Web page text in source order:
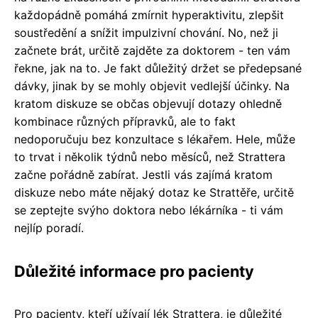
každopádně pomáhá zmírnit hyperaktivitu, zlepšit
soustředění a snížit impulzivní chování. No, než ji
začnete brát, určitě zajděte za doktorem - ten vám
řekne, jak na to. Je fakt důležitý držet se předepsané
dávky, jinak by se mohly objevit vedlejší účinky. Na
kratom diskuze se občas objevují dotazy ohledně
kombinace různých přípravků, ale to fakt
nedoporučuju bez konzultace s lékařem. Hele, může
to trvat i několik týdnů nebo měsíců, než Strattera
začne pořádně zabírat. Jestli vás zajímá kratom
diskuze nebo máte nějaký dotaz ke Strattěře, určitě
se zeptejte svýho doktora nebo lékárníka - ti vám
nejlíp poradí.
Důležité informace pro pacienty
Pro pacienty, kteří užívají lék Strattera, je důležité